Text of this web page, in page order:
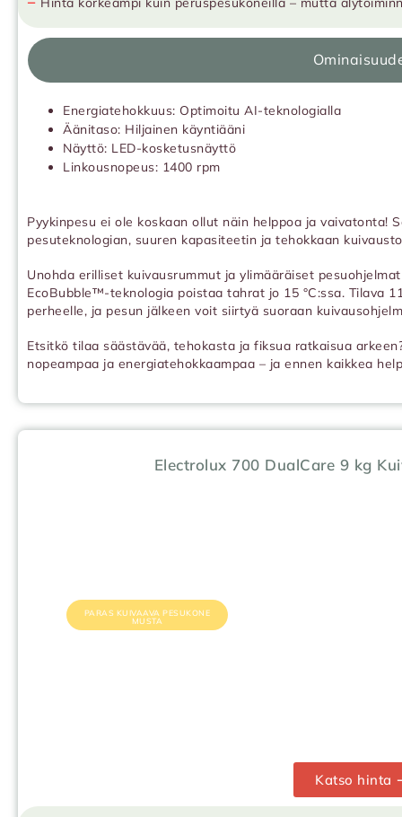
Energiatehokkuus: Optimoitu AI-teknologialla
Äänitaso: Hiljainen käyntiääni
Näyttö: LED-kosketusnäyttö
Linkousnopeus: 1400 rpm
Pyykinpesu ei ole koskaan ollut näin helppoa ja vaivatonta!
pesuteknologian, suuren kapasiteetin ja tehokkaan
Unohda erilliset kuivausrummut ja ylimääräiset
EcoBubble™-teknologia poistaa tahrat jo 15 °C:ssa. Tilava
perheelle, ja pesun jälkeen voit siirtyä suoraan
Etsitkö tilaa säästävää, tehokasta ja fiksua ratkaisua
nopeampaa ja energiatehokkaampaa – ja ennen kaikkea
Electrolux 700 DualCare 9 kg
PARAS KUIVAAVA PESUKONE
MUSTA
Katso hinta